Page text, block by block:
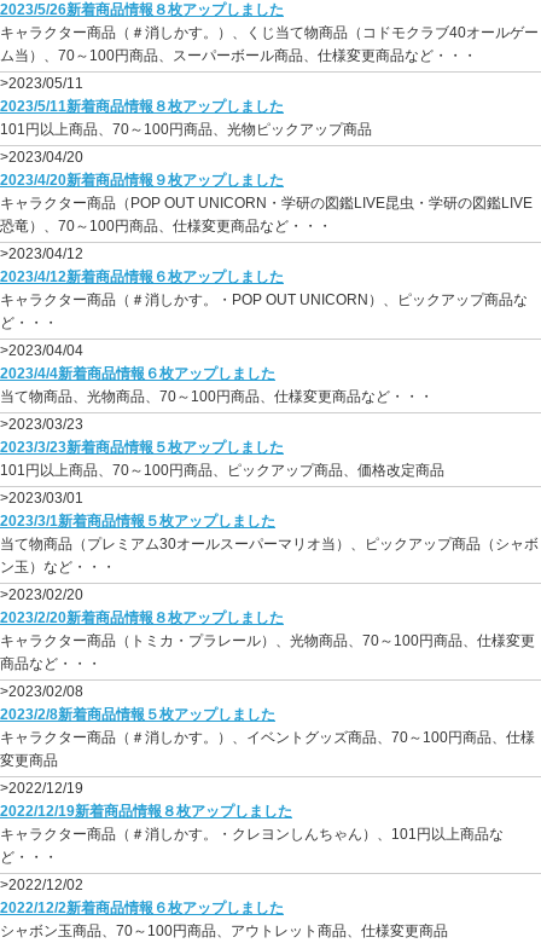
2023/5/26新着商品情報８枚アップしました
キャラクター商品（＃消しかす。）、くじ当て物商品（コドモクラブ40オールゲー
ム当）、70～100円商品、スーパーボール商品、仕様変更商品など・・・
>2023/05/11
2023/5/11新着商品情報８枚アップしました
101円以上商品、70～100円商品、光物ピックアップ商品
>2023/04/20
2023/4/20新着商品情報９枚アップしました
キャラクター商品（POP OUT UNICORN・学研の図鑑LIVE昆虫・学研の図鑑LIVE
恐竜）、70～100円商品、仕様変更商品など・・・
>2023/04/12
2023/4/12新着商品情報６枚アップしました
キャラクター商品（＃消しかす。・POP OUT UNICORN）、ピックアップ商品な
ど・・・
>2023/04/04
2023/4/4新着商品情報６枚アップしました
当て物商品、光物商品、70～100円商品、仕様変更商品など・・・
>2023/03/23
2023/3/23新着商品情報５枚アップしました
101円以上商品、70～100円商品、ピックアップ商品、価格改定商品
>2023/03/01
2023/3/1新着商品情報５枚アップしました
当て物商品（プレミアム30オールスーパーマリオ当）、ピックアップ商品（シャボ
ン玉）など・・・
>2023/02/20
2023/2/20新着商品情報８枚アップしました
キャラクター商品（トミカ・プラレール）、光物商品、70～100円商品、仕様変更
商品など・・・
>2023/02/08
2023/2/8新着商品情報５枚アップしました
キャラクター商品（＃消しかす。）、イベントグッズ商品、70～100円商品、仕様
変更商品
>2022/12/19
2022/12/19新着商品情報８枚アップしました
キャラクター商品（＃消しかす。・クレヨンしんちゃん）、101円以上商品な
ど・・・
>2022/12/02
2022/12/2新着商品情報６枚アップしました
シャボン玉商品、70～100円商品、アウトレット商品、仕様変更商品